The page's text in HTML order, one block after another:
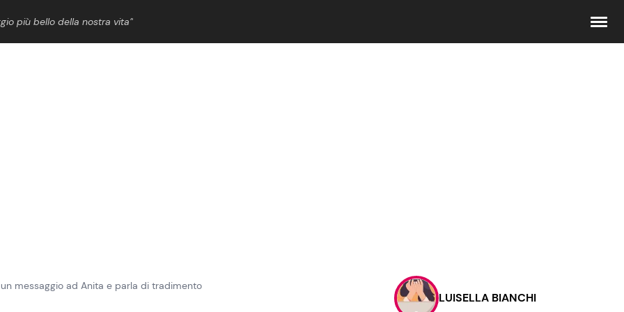
più bello della nostra vita”
Contattaci
Pubblicità
messaggio ad Anita e parla di tradimento
LUISELLA BIANCHI